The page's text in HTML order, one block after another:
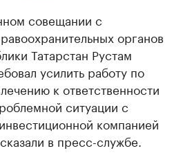
совещании с
органов
Татарстан Рустам
усилить работу по
к ответственности
ситуации с
компанией
в пресс-службе.